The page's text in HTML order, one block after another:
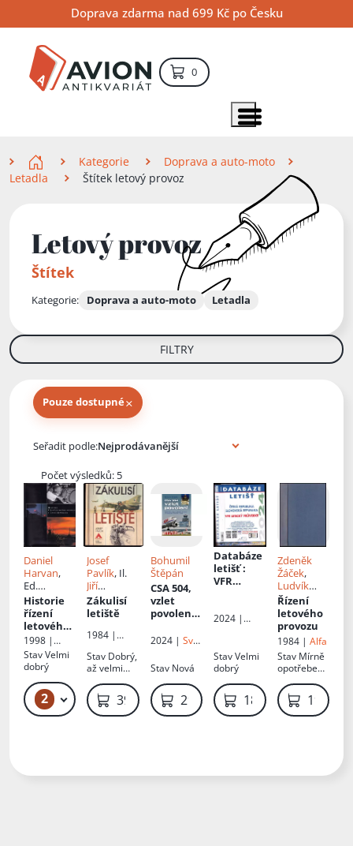
na
obsah
na
navigaci
na
vyhledávání
Doprava zdarma nad 699 Kč po Česku
0položek – košík
Zobrazit položky menu
Kategorie
Doprava a auto-moto
Letadla
Štítek letový provoz
Letový provoz
Štítek
Kategorie: Doprava a auto-moto Letadla
FILTRY
Pouze dostupné×
Seřadit podle:
Počet výsledků: 5
Daniel
Harvan,
Ed.
Stanislav
Černý
Historie
řízení
letového
provozu v
České
republice
1998 |
Picta
Golem
StavVelmi
dobrý
2 279 Kč
Josef
Pavlík, Il.
Jiří
Petráček
Zákulisí
letiště
1984 |
vojsko
Stav Dobrý,
až velmi
399 Kč
Bohumil
Štěpán
CSA 504,
vzlet
povolen!:
y řídícího
letového
provozu
na
stanovišti
APP/TWR
Praha
2024 | Svět
Stav Nová
299 Kč
Databáze
letišť:
VFR
Česká
Slovenská
republika
2024 |
Sainer
StavVelmi
dobrý
189 Kč
Zdeněk
Žáček,
Ludvík
Kulčák,
Karel
Havel
Řízení
letového
provozu
1984 | Alfa
Stav Mírně
opotřebená
drží pouze
za zadní
předsádku,
199 Kč